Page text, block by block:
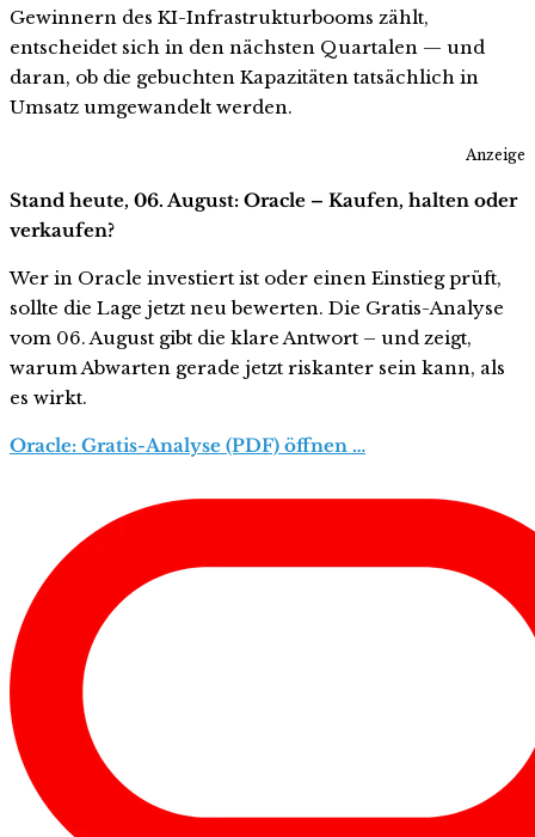
Gewinnern des KI-Infrastrukturbooms zählt,
entscheidet sich in den nächsten Quartalen — und
daran, ob die gebuchten Kapazitäten tatsächlich in
Umsatz umgewandelt werden.
Anzeige
Stand heute, 06. August: Oracle – Kaufen, halten oder
verkaufen?
Wer in Oracle investiert ist oder einen Einstieg prüft,
sollte die Lage jetzt neu bewerten. Die Gratis-Analyse
vom 06. August gibt die klare Antwort – und zeigt,
warum Abwarten gerade jetzt riskanter sein kann, als
es wirkt.
Oracle: Gratis-Analyse (PDF) öffnen …